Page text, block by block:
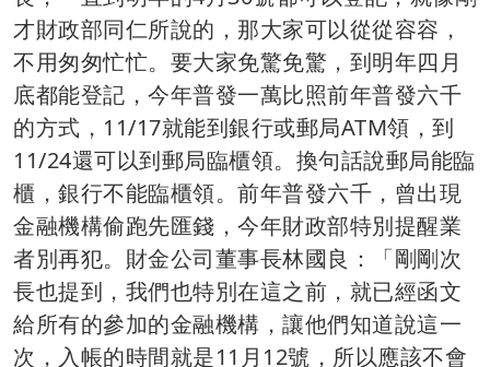
才財政部同仁所說的，那大家可以從從容容，
不用匆匆忙忙。要大家免驚免驚，到明年四月
底都能登記，今年普發一萬比照前年普發六千
的方式，11/17就能到銀行或郵局ATM領，到
11/24還可以到郵局臨櫃領。換句話說郵局能臨
櫃，銀行不能臨櫃領。前年普發六千，曾出現
金融機構偷跑先匯錢，今年財政部特別提醒業
者別再犯。財金公司董事長林國良：「剛剛次
長也提到，我們也特別在這之前，就已經函文
給所有的參加的金融機構，讓他們知道說這一
次，入帳的時間就是11月12號，所以應該不會